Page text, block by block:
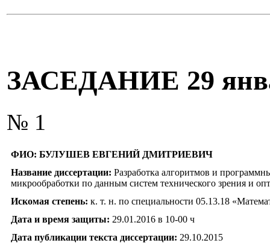
ЗАСЕДАНИЕ 29
№ 1
ФИО: БУЛУШЕВ ЕВГЕНИЙ ДМИТРИЕВИЧ
Название диссертации: Разработка алгоритмов и
микрообработки по данным систем технического зрения и
Искомая степень: к. т. н. по специальности 05.13.18
Дата и время защиты: 29.01.2016 в 10-00 ч
Дата публикации текста диссертации: 29.10.2015